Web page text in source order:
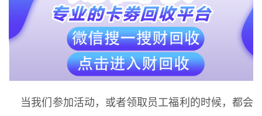
当我们参加活动，或者领取员工福利的时候，都会